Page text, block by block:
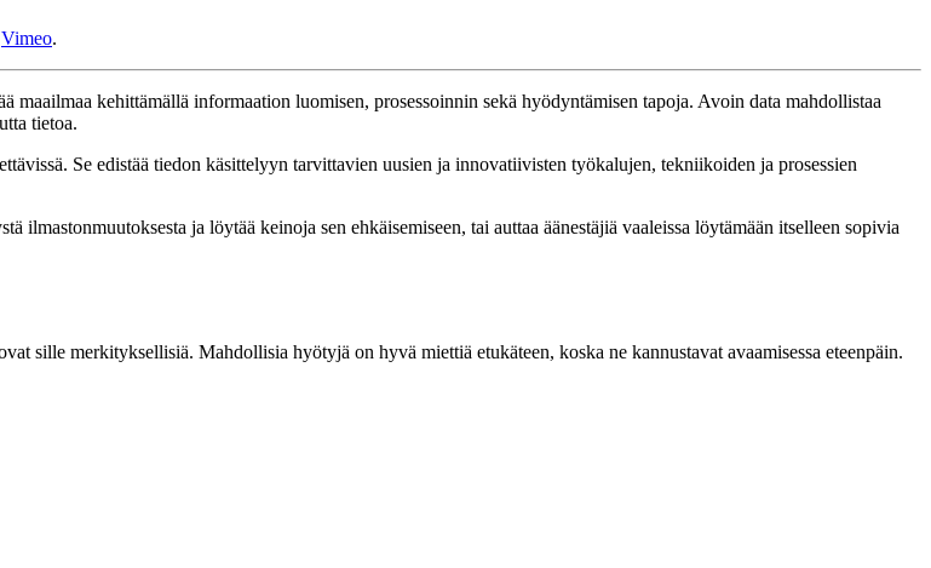
Vimeo.
maailmaa kehittämällä informaation luomisen, prosessoinnin sekä hyödyntämisen tapoja. Avoin data mahdollistaa
tietoa.
Se edistää tiedon käsittelyyn tarvittavien uusien ja innovatiivisten työkalujen, tekniikoiden ja prosessien
ja löytää keinoja sen ehkäisemiseen, tai auttaa äänestäjiä vaaleissa löytämään itselleen sopivia
sille merkityksellisiä. Mahdollisia hyötyjä on hyvä miettiä etukäteen, koska ne kannustavat avaamisessa eteenpäin.